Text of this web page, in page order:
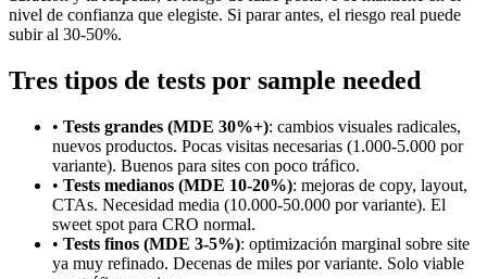
nivel de confianza que elegiste. Si parar antes, el riesgo real puede
subir al 30-50%.
Tres tipos de tests por sample needed
• Tests grandes (MDE 30%+): cambios visuales radicales,
nuevos productos. Pocas visitas necesarias (1.000-5.000 por
variante). Buenos para sites con poco tráfico.
• Tests medianos (MDE 10-20%): mejoras de copy, layout,
CTAs. Necesidad media (10.000-50.000 por variante). El
sweet spot para CRO normal.
• Tests finos (MDE 3-5%): optimización marginal sobre site
ya muy refinado. Decenas de miles por variante. Solo viable